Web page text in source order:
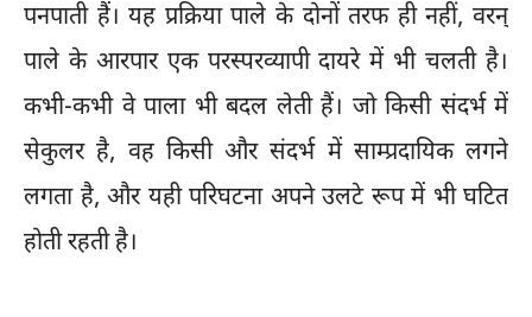
पनपाती हैं। यह प्रक्रिया पाले के दोनों तरफ ही नहीं, वरन्
पाले के आरपार एक परस्परव्यापी दायरे में भी चलती है।
कभी-कभी वे पाला भी बदल लेती हैं। जो किसी संदर्भ में
सेकुलर है, वह किसी और संदर्भ में साम्प्रदायिक लगने
लगता है, और यही परिघटना अपने उलटे रूप में भी घटित
होती रहती है।